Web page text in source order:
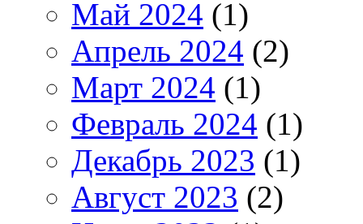
Май 2024 (1)
Апрель 2024 (2)
Март 2024 (1)
Февраль 2024 (1)
Декабрь 2023 (1)
Август 2023 (2)